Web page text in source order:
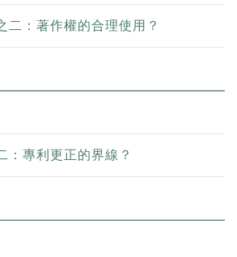
二：著作權的合理使用？
：專利更正的界線？